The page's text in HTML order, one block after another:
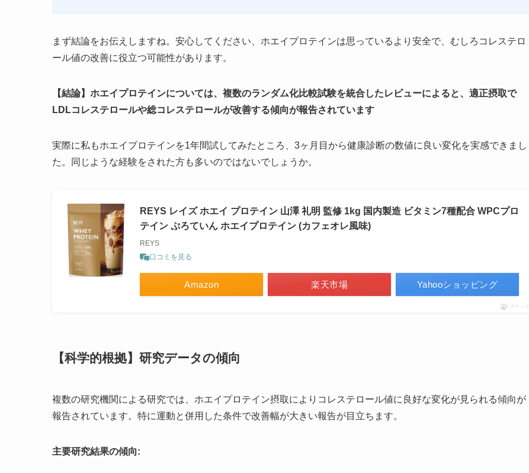
まず結論をお伝えしますね。安心してください、ホエイプロテインは思っているより安全で、むしろコレステロ
ール値の改善に役立つ可能性があります。
【結論】ホエイプロテインについては、複数のランダム化比較試験を統合したレビューによると、適正摂取で
LDLコレステロールや総コレステロールが改善する傾向が報告されています
実際に私もホエイプロテインを1年間試してみたところ、3ヶ月目から健康診断の数値に良い変化を実感できまし
た。同じような経験をされた方も多いのではないでしょうか。
REYS レイズ ホエイ プロテイン 山澤 礼明 監修 1kg 国内製造 ビタミン7種配合 WPCプロ
テイン ぷろていん ホエイプロテイン (カフェオレ風味)
REYS
口コミを見る
Amazon 楽天市場 Yahooショッピング
ポチップ
【科学的根拠】研究データの傾向
複数の研究機関による研究では、ホエイプロテイン摂取によりコレステロール値に良好な変化が見られる傾向が
報告されています。特に運動と併用した条件で改善幅が大きい報告が目立ちます。
主要研究結果の傾向: